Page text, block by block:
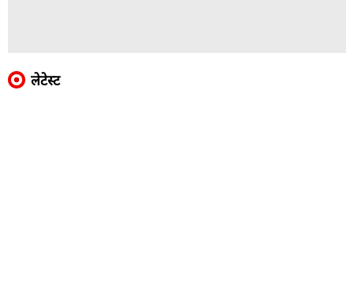
लेटेस्ट